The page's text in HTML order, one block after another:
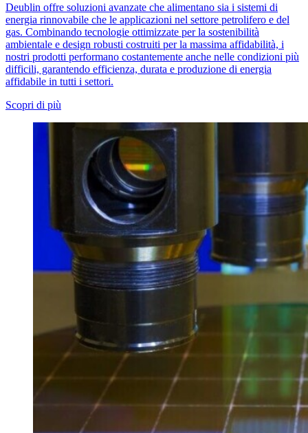
Deublin offre soluzioni avanzate che alimentano sia i sistemi di
energia rinnovabile che le applicazioni nel settore petrolifero e del
gas. Combinando tecnologie ottimizzate per la sostenibilità
ambientale e design robusti costruiti per la massima affidabilità, i
nostri prodotti performano costantemente anche nelle condizioni più
difficili, garantendo efficienza, durata e produzione di energia
affidabile in tutti i settori.
Scopri di più